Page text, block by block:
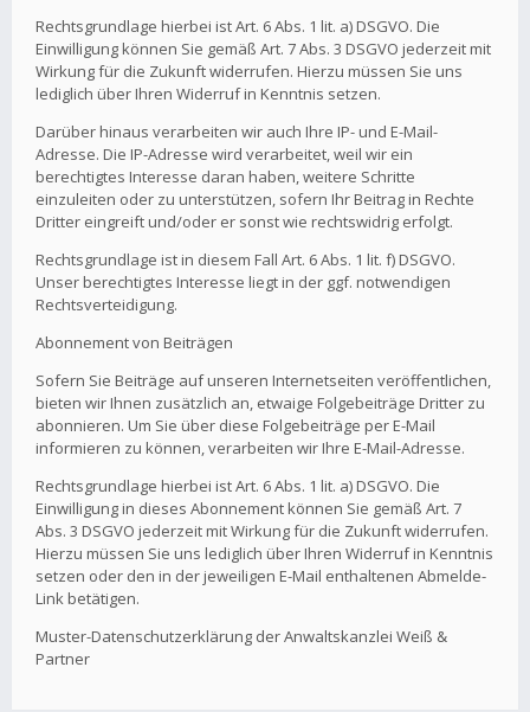
Rechtsgrundlage hierbei ist Art. 6 Abs. 1 lit. a) DSGVO. Die
Einwilligung können Sie gemäß Art. 7 Abs. 3 DSGVO jederzeit mit
Wirkung für die Zukunft widerrufen. Hierzu müssen Sie uns
lediglich über Ihren Widerruf in Kenntnis setzen.
Darüber hinaus verarbeiten wir auch Ihre IP- und E-Mail-
Adresse. Die IP-Adresse wird verarbeitet, weil wir ein
berechtigtes Interesse daran haben, weitere Schritte
einzuleiten oder zu unterstützen, sofern Ihr Beitrag in Rechte
Dritter eingreift und/oder er sonst wie rechtswidrig erfolgt.
Rechtsgrundlage ist in diesem Fall Art. 6 Abs. 1 lit. f) DSGVO.
Unser berechtigtes Interesse liegt in der ggf. notwendigen
Rechtsverteidigung.
Abonnement von Beiträgen
Sofern Sie Beiträge auf unseren Internetseiten veröffentlichen,
bieten wir Ihnen zusätzlich an, etwaige Folgebeiträge Dritter zu
abonnieren. Um Sie über diese Folgebeiträge per E-Mail
informieren zu können, verarbeiten wir Ihre E-Mail-Adresse.
Rechtsgrundlage hierbei ist Art. 6 Abs. 1 lit. a) DSGVO. Die
Einwilligung in dieses Abonnement können Sie gemäß Art. 7
Abs. 3 DSGVO jederzeit mit Wirkung für die Zukunft widerrufen.
Hierzu müssen Sie uns lediglich über Ihren Widerruf in Kenntnis
setzen oder den in der jeweiligen E-Mail enthaltenen Abmelde-
Link betätigen.
Muster-Datenschutzerklärung der Anwaltskanzlei Weiß &
Partner